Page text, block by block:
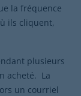
la fréquence
ils cliquent,
plusieurs
acheté. La
un courriel